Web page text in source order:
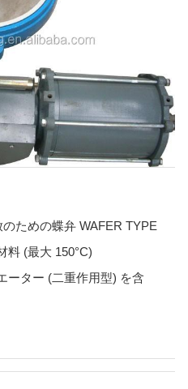
ための蝶弁 WAFER TYPE
料 (最大 150°C)
ーター (二重作用型) を含